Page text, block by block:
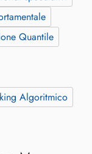
Quantile
Algoritmico